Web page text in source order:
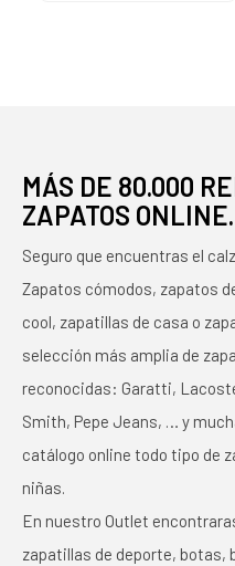
MÁS DE 80.000
ZAPATOS ONLINE.
Seguro que encuentras el
Zapatos cómodos, zapatos
cool, zapatillas de casa o
selección más amplia de
reconocidas: Garatti,
Smith, Pepe Jeans, … y
catálogo online todo tipo de
niñas.
En nuestro Outlet
zapatillas de deporte, botas,